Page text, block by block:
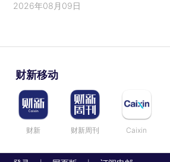
2026年08月09日
财新移动
财新 财新周刊 Caixin